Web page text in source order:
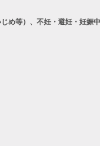
め等）、不妊・避妊・妊娠